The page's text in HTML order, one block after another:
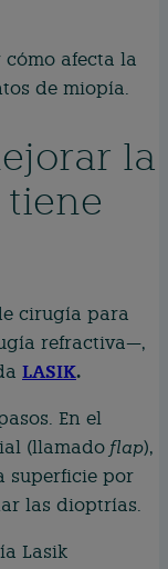
afecta la
de miopía.
la
cirugía para
refractiva—,
LASIK.
En el
(llamado flap),
superficie por
las dioptrías.